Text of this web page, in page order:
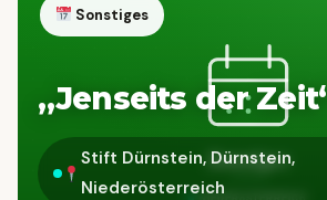
Sonstiges
„Jenseits der
Stift Dürnstein, Dürnstein,
Niederösterreich